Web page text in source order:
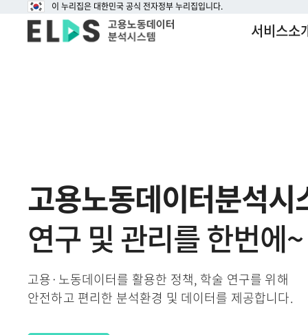
이 누리집은 대한민국 공식 전자정부 누리집입니다.
서비스소
고용노동데이터분석시
연구 및 관리를 한번에~
고용·노동데이터를 활용한 정책, 학술 연구를 위해
안전하고 편리한 분석환경 및 데이터를 제공합니다.